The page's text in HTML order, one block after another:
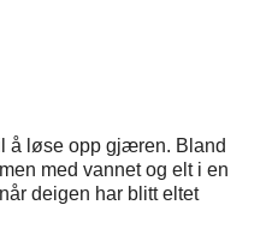
å løse opp gjæren. Bland
med vannet og elt i en
deigen har blitt eltet